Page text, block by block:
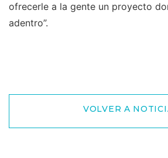
ofrecerle a la gente un proyecto
adentro”.
VOLVER A